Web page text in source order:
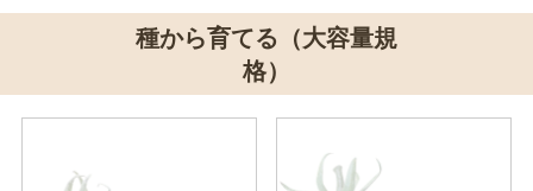
種から育てる（大容量規
格）